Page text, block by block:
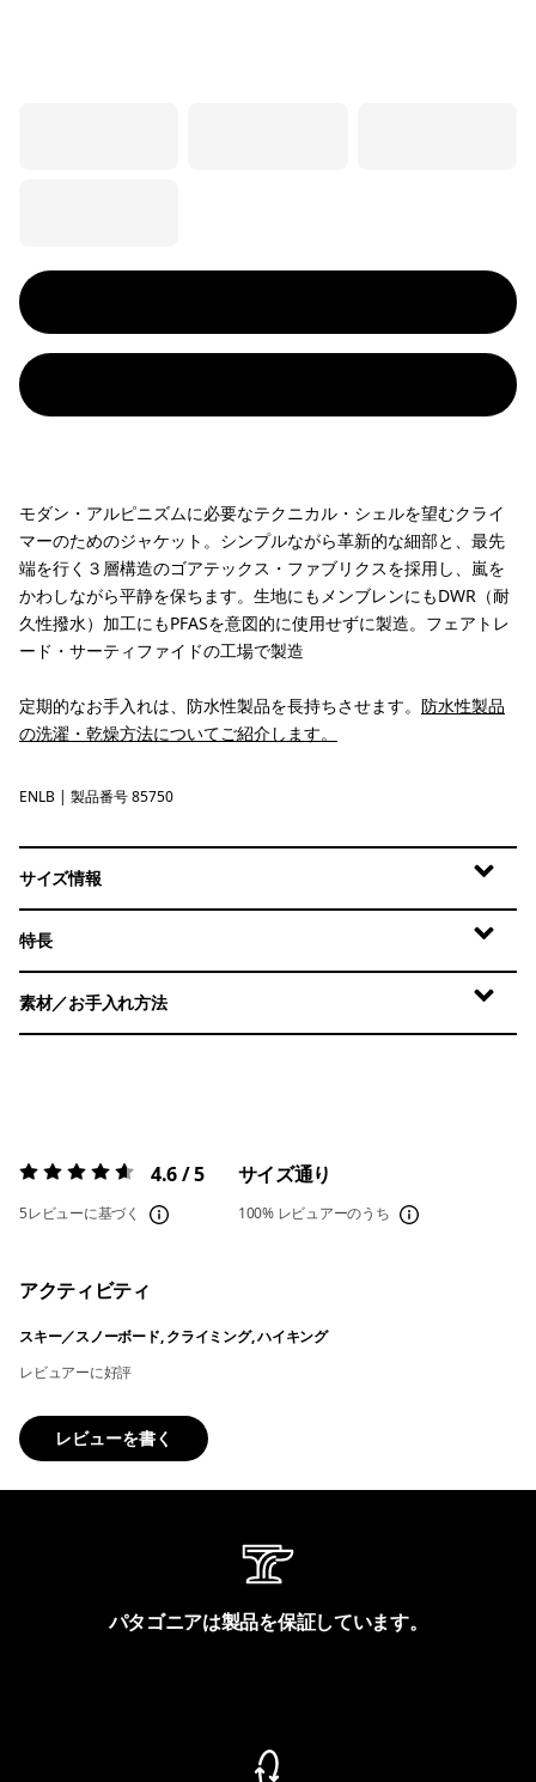
モダン・アルピニズムに必要なテクニカル・シェルを望むクライ
マーのためのジャケット。シンプルながら革新的な細部と、最先
端を行く３層構造のゴアテックス・ファブリクスを採用し、嵐を
かわしながら平静を保ちます。生地にもメンブレンにもDWR（耐
久性撥水）加工にもPFASを意図的に使用せずに製造。フェアトレ
ード・サーティファイドの工場で製造
定期的なお手入れは、防水性製品を長持ちさせます。 防水性製品
の洗濯・乾燥方法についてご紹介します。
Endless Blue
ENLB | 製品番号 85750
サイズ情報
特長
素材／お手入れ方法
評価:4.6 / 5 4.6 / 5
5レビューに基づく
サイズ通り
100% レビュアーのうち
アクティビティ
スキー／スノーボード, クライミング, ハイキング
レビュアーに好評
レビューを書く
パタゴニアは製品を保証しています。